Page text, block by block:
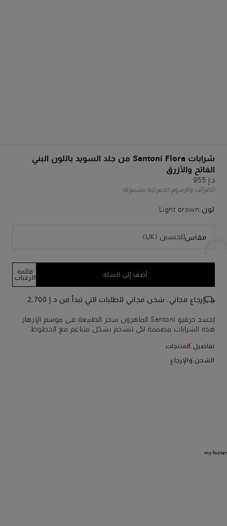
شرابات Santoni Flora من جلد السويد باللون البني
الفاتح والأزرق
د.إ 955
الضرائب والرسوم الجمركية مشمولة
لون:Light brown
مقاسللجنسين (UK)
أضف إلى السلة
قائمة
الرغبات
إرجاع مجاني. شحن مجاني للطلبات التي تبدأ من د.إ 2,700
يُجسد حرفيو Santoni الماهرون سحر الطبيعة في موسم الإزهار.
هذه الشرابات مصممة لكي تنسجم بشكل متناغم مع الخطوط
السويد سيتا الخفيف كالحرير. حذاء مناسب للربيع يُعبر عن الفخامة
الحرفية وإعلان عن النمط الشخصي.
تفاصيل المنتجات
الشحن والإرجاع
my footer